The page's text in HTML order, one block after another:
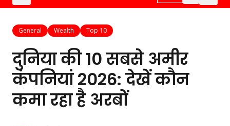
General Wealth Top 10
दुनिया की 10 सबसे अमीर
कंपनियां 2026: देखें कौन
कमा रहा है अरबों